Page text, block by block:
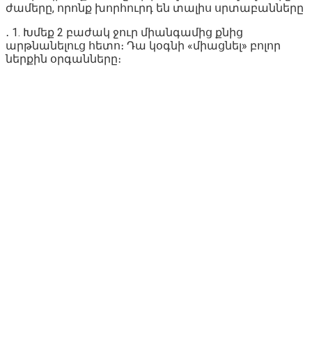
ժամերը, որոնք խորհուրդ են տալիս սրտաբանները
․ 1. Խմեք 2 բաժակ ջուր միանգամից քնից
արթնանելուց հետո։ Դա կօգնի «միացնել» բոլոր
ներքին օրգանները։